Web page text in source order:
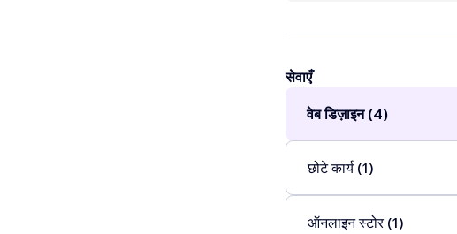
सेवाएँ
वेब डिज़ाइन (4)
छोटे कार्य (1)
ऑनलाइन स्टोर (1)